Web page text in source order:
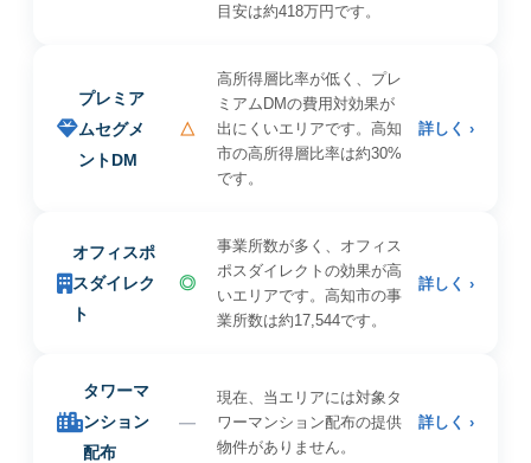
目安は約418万円です。
プレミア
ムセグメ
ントDM
△
高所得層比率が低く、プレ
ミアムDMの費用対効果が
出にくいエリアです。高知
市の高所得層比率は約30%
です。
詳しく ›
オフィスポ
スダイレク
ト
◎
事業所数が多く、オフィス
ポスダイレクトの効果が高
いエリアです。高知市の事
業所数は約17,544です。
詳しく ›
タワーマ
ンション
配布
—
現在、当エリアには対象タ
ワーマンション配布の提供
物件がありません。
詳しく ›